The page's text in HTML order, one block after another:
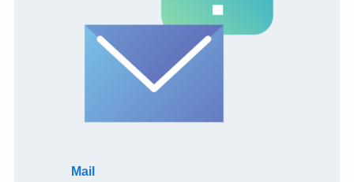
Mail